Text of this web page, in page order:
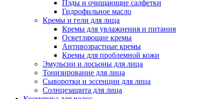
Пэды и очищающие салфетки
Гидрофильное масло
Кремы и гели для лица
Кремы для увлажнения и питания
Осветляющие кремы
Антивозрастные кремы
Кремы для проблемной кожи
Эмульсии и лосьоны для лица
Тонизирование для лица
Сыворотки и эссенции для лица
Солнцезащита для лица